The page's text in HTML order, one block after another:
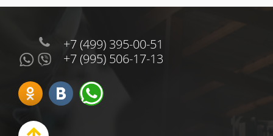
+7 (499) 395-00-51
+7 (995) 506-17-13